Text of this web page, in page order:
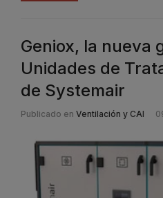
Geniox, la nueva
Unidades de
de Systemair
Publicado en Ventilación y CAI